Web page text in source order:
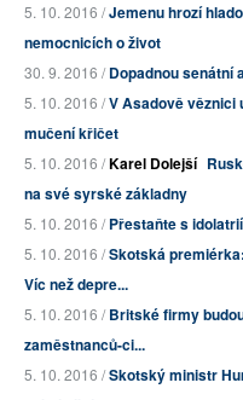
5. 10. 2016 /Jemenu hrozí
nemocnicích o život
30. 9. 2016 /Dopadnou senátní
5. 10. 2016 /V Asadově věznici
mučení křičet
5. 10. 2016 /Karel Dolejší
na své syrské základny
5. 10. 2016 /Přestaňte s
5. 10. 2016 /Skotská
Víc než depre...
5. 10. 2016 /Britské firmy
zaměstnanců-ci...
5. 10. 2016 /Skotský ministr